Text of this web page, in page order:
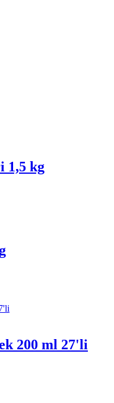
1,5 kg
200 ml 27'li